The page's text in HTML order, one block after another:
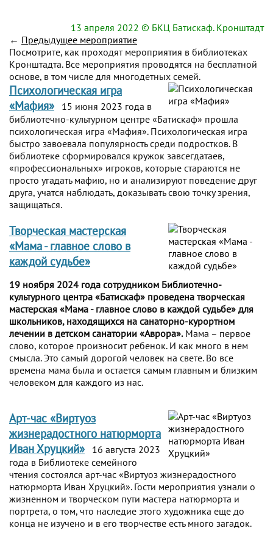
13 апреля 2022 © БКЦ Батискаф. Кронштадт
← Предыдущее мероприятие
Посмотрите, как проходят мероприятия в библиотеках
Кронштадта. Все мероприятия проводятся на бесплатной
основе, в том числе для многодетных семей.
Психологическая игра
«Мафия»
15 июня 2023 года в
библиотечно-культурном центре «Батискаф» прошла
психологическая игра «Мафия». Психологическая игра
быстро завоевала популярность среди подростков. В
библиотеке сформировался кружок завсегдатаев,
«профессиональных» игроков, которые стараются не
просто угадать мафию, но и анализируют поведение друг
друга, учатся наблюдать, доказывать свою точку зрения,
защищаться.
Творческая мастерская
«Мама - главное слово в
каждой судьбе»
19 ноября 2024 года сотрудником Библиотечно-
культурного центра «Батискаф» проведена творческая
мастерская «Мама - главное слово в каждой судьбе» для
школьников, находящихся на санаторно-курортном
лечении в детском санатории «Аврора».Мама – первое
слово, которое произносит ребенок. И как много в нем
смысла. Это самый дорогой человек на свете. Во все
времена мама была и остается самым главным и близким
человеком для каждого из нас.
Арт-час «Виртуоз
жизнерадостного натюрморта
Иван Хруцкий»
16 августа 2023
года в Библиотеке семейного
чтения состоялся арт-час «Виртуоз жизнерадостного
натюрморта Иван Хруцкий». Гости мероприятия узнали о
жизненном и творческом пути мастера натюрморта и
портрета, о том, что наследие этого художника еще до
конца не изучено и в его творчестве есть много загадок.